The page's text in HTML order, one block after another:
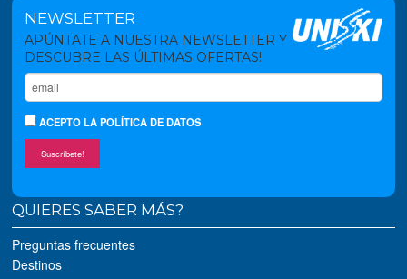
NEWSLETTER
APÚNTATE A NUESTRA NEWSLETTER Y
DESCUBRE LAS ÚLTIMAS OFERTAS!
ACEPTOLA POLÍTICA DE DATOS
Suscríbete!
QUIERES SABER MÁS?
Preguntas frecuentes
Destinos